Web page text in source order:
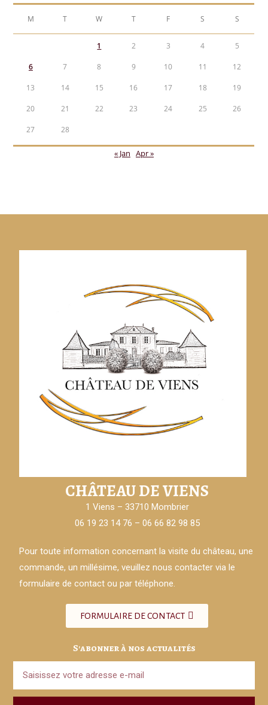
M T W T F S S
1 2 3 4 5
6 7 8 9 10 11 12
13 14 15 16 17 18 19
20 21 22 23 24 25 26
27 28
« Jan Apr »
CHÂTEAU DE VIENS
1 Viens – 33710 Mombrier
06 19 23 14 76 – 06 66 82 98 85
Pour toute information concernant la visite du château, une
commande, un millésime, veuillez nous contacter via le
formulaire de contact ou par téléphone.
FORMULAIRE DE CONTACT
S'abonner à nos actualités